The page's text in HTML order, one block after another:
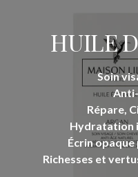
HUILE
Soin
Répare,
Hydratation
Écrin
Richesses et